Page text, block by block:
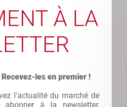
À LA
les en premier !
l'actualité du marché de
abonner à la newsletter,